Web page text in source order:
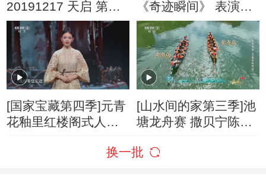
20191217 天启 第一
次世界大战 第五集 解
脱
《奇迹瞬间》 表演：
刘敏璋（北京）
[国家宝藏第四季]元青
花釉里红楼阁式人物
[山水间的家第三季]池
塘龙舟赛 撒贝宁陈妍
换一批